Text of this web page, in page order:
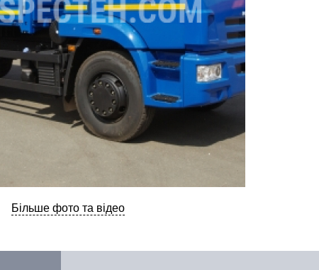
Більше фото та відео